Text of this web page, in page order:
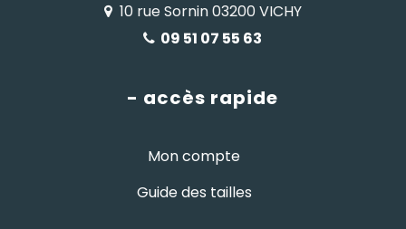
10 rue Sornin 03200 VICHY
09 51 07 55 63
- accès rapide
Mon compte
Guide des tailles